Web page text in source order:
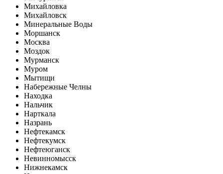
Михайловка
Михайловск
Минеральные Воды
Моршанск
Москва
Моздок
Мурманск
Муром
Мытищи
Набережные Челны
Находка
Нальчик
Нарткала
Назрань
Нефтекамск
Нефтекумск
Нефтеюганск
Невинномысск
Нижнекамск